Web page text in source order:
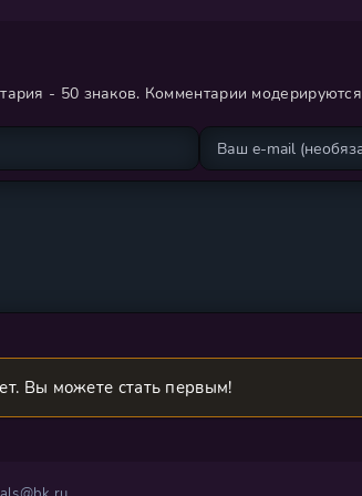
- 50 знаков. Комментарии модерируются
Вы можете стать первым!